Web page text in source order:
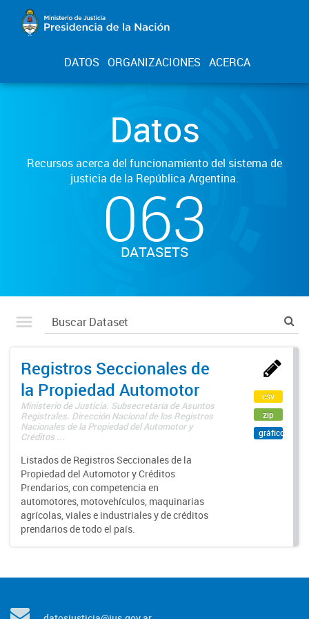
DATOS ORGANIZACIONES ACERCA
Datos
Recursos acerca del funcionamiento del sistema de
justicia de la República Argentina.
063
DATASETS
Registros Seccionales de
la Propiedad Automotor
Ministerio de Justicia. Subsecretaría de Asuntos
Registrales. Dirección Nacional de los Registros
Nacionales de la Propiedad del Automotor y
Créditos ...
Listados de Registros Seccionales de la
Propiedad del Automotor y Créditos
Prendarios, con competencia en
automotores, motovehículos, maquinarias
agrícolas, viales e industriales y de créditos
prendarios de todo el país.
csv
zip
gráfico